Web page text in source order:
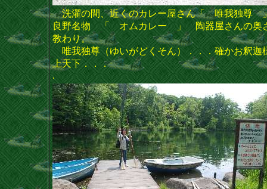
洗濯の間、近くのカレー屋さん「 唯我独尊
良野名物 「 オムカレー 」 陶器屋さんの奥
教わり。
唯我独尊（ゆいがどくそん）．．．確かお釈迦
上天下．．．
.